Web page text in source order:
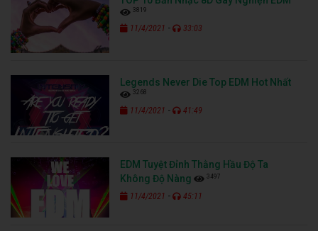
3819
11/4/2021 - 33:03
Legends Never Die Top EDM Hot Nhất
3268
11/4/2021 - 41:49
EDM Tuyệt Đỉnh Thằng Hầu Độ Ta
Không Độ Nàng
3497
11/4/2021 - 45:11